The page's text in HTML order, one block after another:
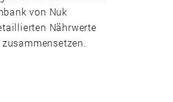
von Nuk
Nährwerte